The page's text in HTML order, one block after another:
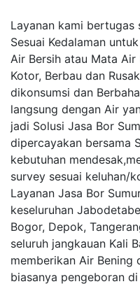
Layanan kami bertugas
Sesuai Kedalaman
Air Bersih atau Mata Air
Kotor, Berbau dan
dikonsumsi dan
langsung dengan Air
jadi Solusi Jasa Bor
dipercayakan bersama
kebutuhan
survey sesuai keluhan/
Layanan Jasa Bor
keseluruhan
Bogor, Depok,
seluruh jangkauan Kali
memberikan Air Bening
biasanya pengeboran